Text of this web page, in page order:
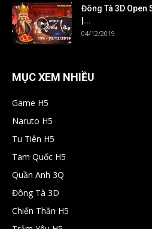
Đông Tà 3D Open
|...
04/12/2019
MỤC XEM NHIỀU
Game H5
Naruto H5
Tu Tiên H5
Tam Quốc H5
Quần Anh 3Q
Đông Tà 3D
Chiến Thần H5